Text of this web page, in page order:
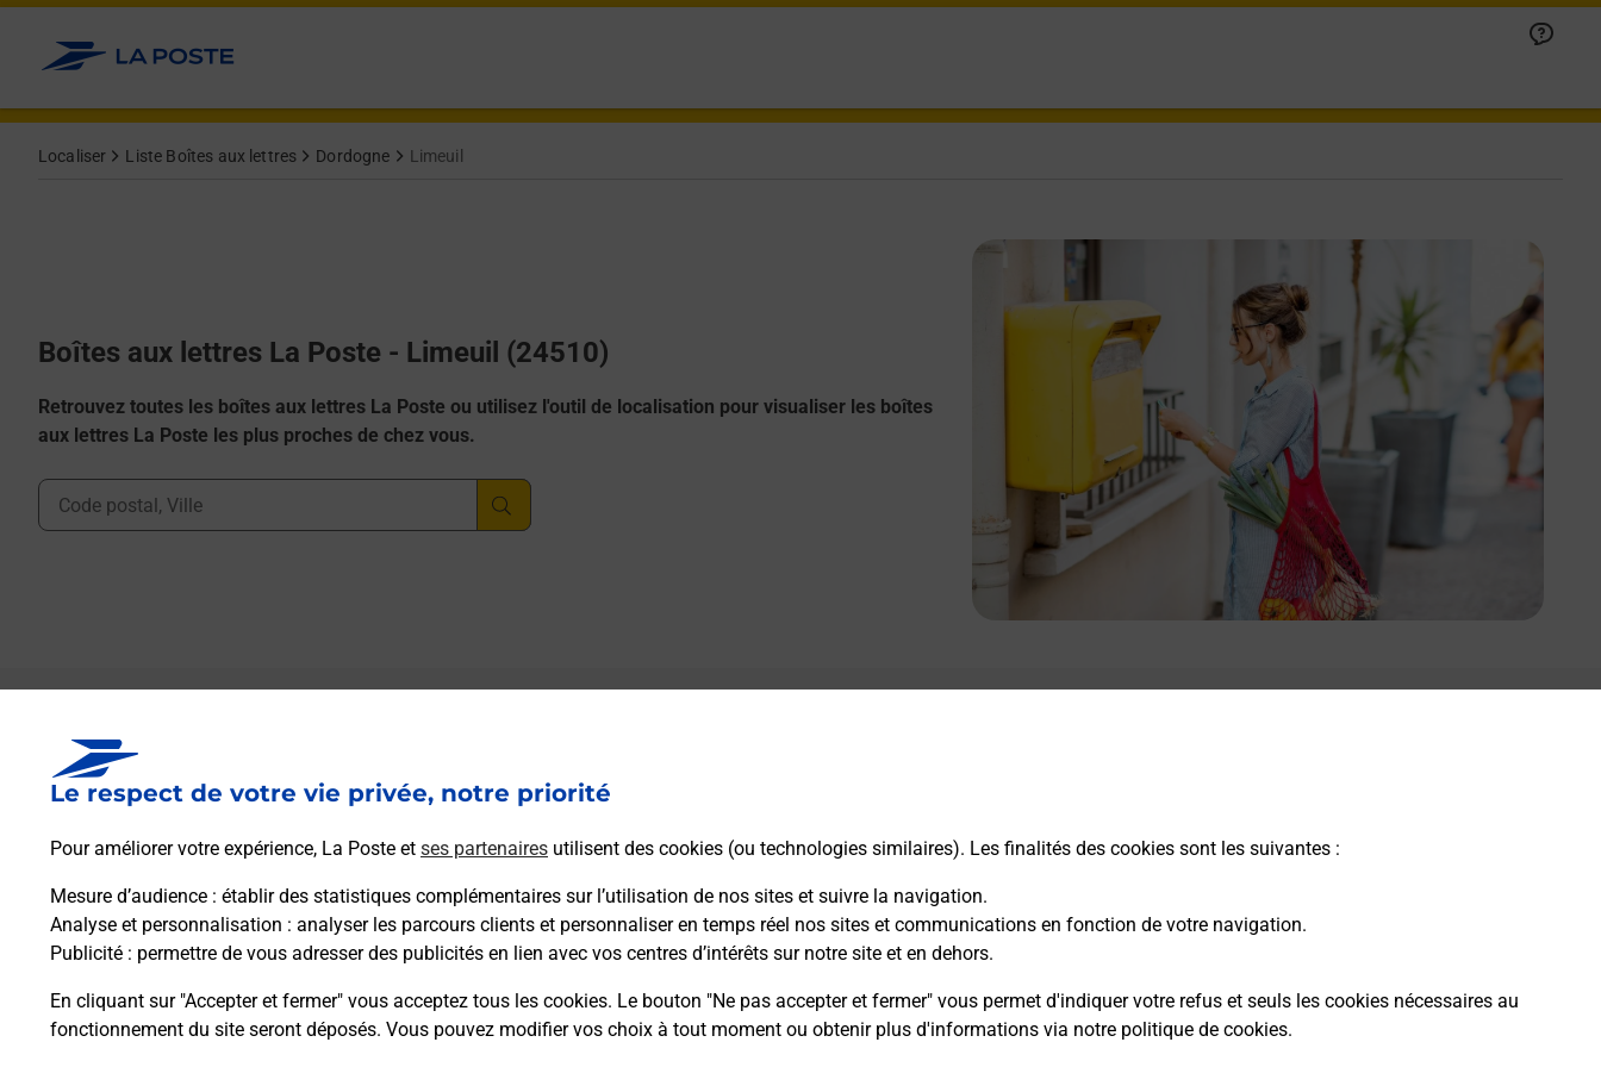
Le respect de votre vie privée, notre priorité
Pour améliorer votre expérience, La Poste et ses partenaires utilisent des cookies (ou technologies similaires). Les finalités des cookies sont les suivantes :
Mesure d’audience : établir des statistiques complémentaires sur l’utilisation de nos sites et suivre la navigation.
Analyse et personnalisation : analyser les parcours clients et personnaliser en temps réel nos sites et communications en fonction de votre navigation.
Publicité : permettre de vous adresser des publicités en lien avec vos centres d’intérêts sur notre site et en dehors.
En cliquant sur "Accepter et fermer" vous acceptez tous les cookies. Le bouton "Ne pas accepter et fermer" vous permet d'indiquer votre refus et seuls les cookies nécessaires au
fonctionnement du site seront déposés. Vous pouvez modifier vos choix à tout moment ou obtenir plus d'informations via notre politique de cookies.
Allez au contenu
Localiser Liste Boîtes aux lettres Dordogne Limeuil
Boîtes aux lettres La Poste - Limeuil (24510)
Retrouvez toutes les boîtes aux lettres La Poste ou utilisez l'outil de localisation pour visualiser les boîtes
aux lettres La Poste les plus proches de chez vous.
Ville, Département, Code Postal
Boîte aux lettres La Poste
Collecte du courrier aujourd'hui à 09h00
Rue Du Port
Itinéraire
9 Place Des Ormeaux